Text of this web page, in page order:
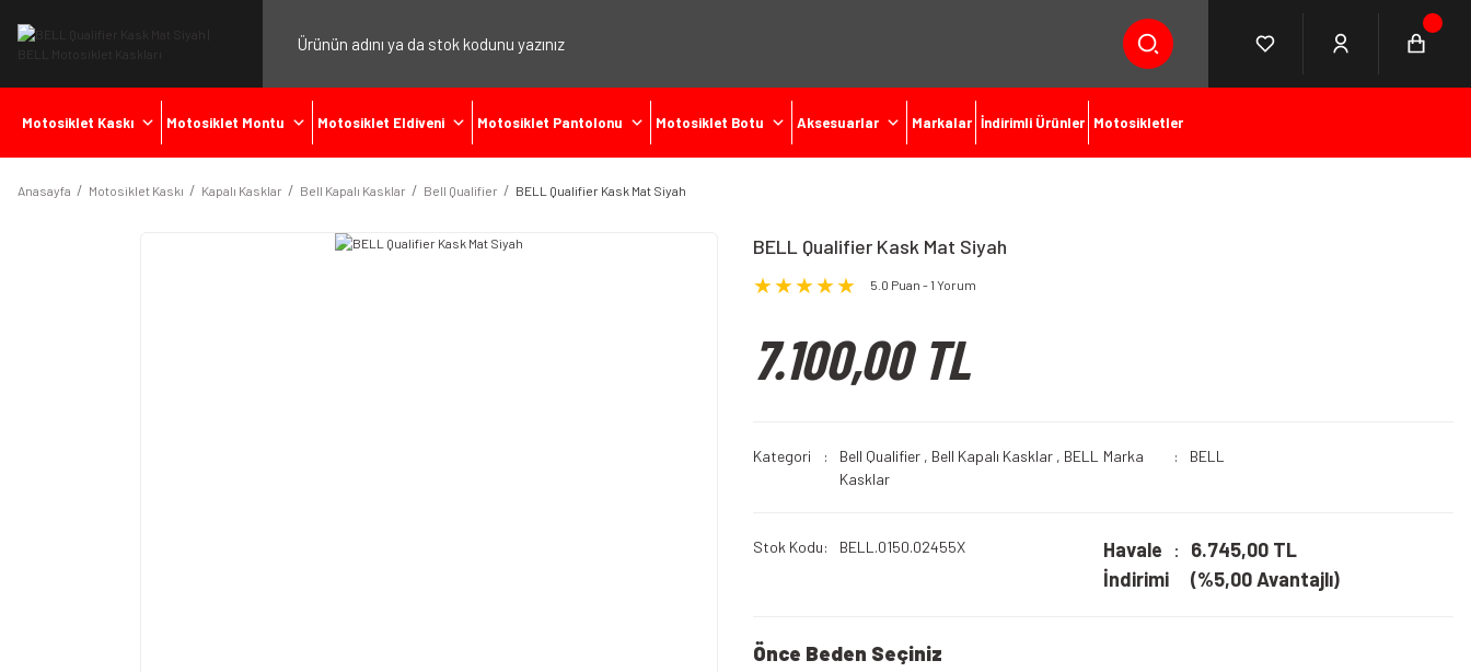
Motosiklet Kaskı Motosiklet Montu Motosiklet Eldiveni Motosiklet Pantolonu Motosiklet Botu Aksesuarlar Markalar İndirimli Ürünler Motosikletler
Anasayfa Motosiklet Kaskı Kapalı Kasklar Bell Kapalı Kasklar Bell Qualifier BELL Qualifier Kask Mat Siyah
BELL Qualifier Kask Mat Siyah
5.0 Puan - 1 Yorum
7.100,00 TL
Kategori Bell Qualifier , Bell Kapalı Kasklar , BELL
Kasklar
Marka BELL
Stok Kodu BELL.0150.02455X
Havale
İndirimi
6.745,00 TL
(%5,00 Avantajlı)
Önce Beden Seçiniz